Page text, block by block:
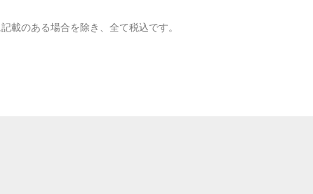
載のある場合を除き、全て税込です。